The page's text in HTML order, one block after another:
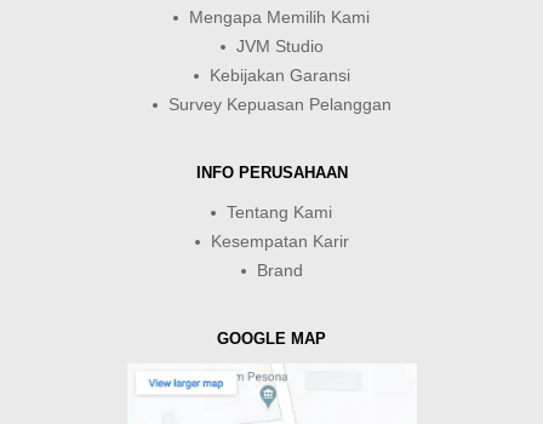
Mengapa Memilih Kami
JVM Studio
Kebijakan Garansi
Survey Kepuasan Pelanggan
INFO PERUSAHAAN
Tentang Kami
Kesempatan Karir
Brand
GOOGLE MAP